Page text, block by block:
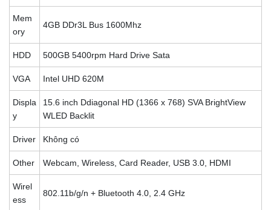
Mem
ory
4GB DDr3L Bus 1600Mhz
HDD 500GB 5400rpm Hard Drive Sata
VGA Intel UHD 620M
Displa
y
15.6 inch Ddiagonal HD (1366 x 768) SVA BrightView
WLED Backlit
Driver Không có
Other Webcam, Wireless, Card Reader, USB 3.0, HDMI
Wirel
ess
802.11b/g/n + Bluetooth 4.0, 2.4 GHz